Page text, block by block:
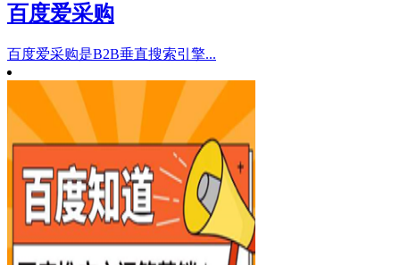
百度爱采购
百度爱采购是B2B垂直搜索引擎...